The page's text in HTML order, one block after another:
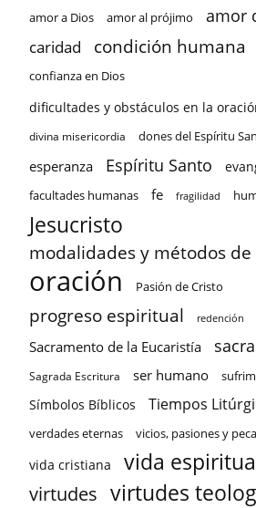
amor a Dios amor al prójimo amor
caridad condición humana
confianza en Dios
dificultades y obstáculos en la
divina misericordia dones del Espíritu
esperanza Espíritu Santo
facultades humanas fe fragilidad
Jesucristo
modalidades y métodos de
oración Pasión de Cristo
progreso espiritual redención
Sacramento de la Eucaristía
Sagrada Escritura ser humano
Símbolos Bíblicos Tiempos
verdades eternas vicios, pasiones y
vida cristiana vida
virtudes virtudes